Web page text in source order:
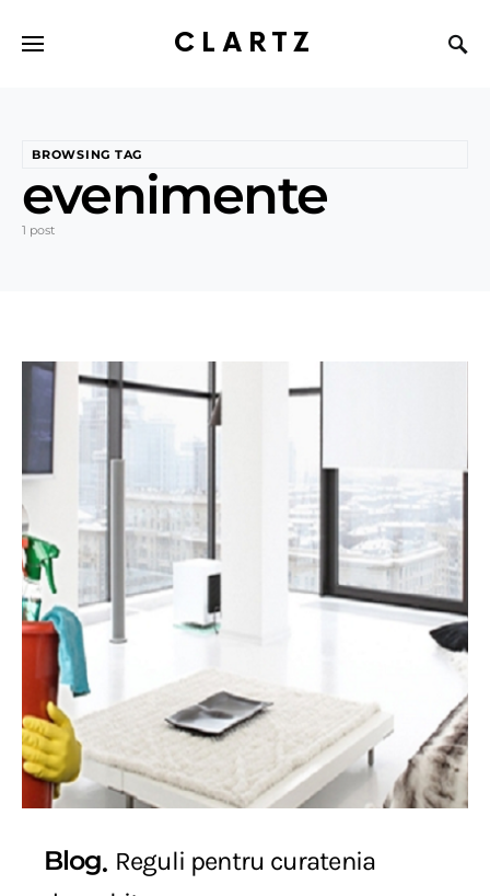
CLARTZ
BROWSING TAG
evenimente
1 post
Blog Reguli pentru curatenia